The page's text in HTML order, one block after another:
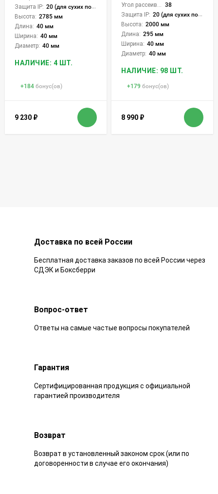
Защита IP: 20 (для сухих пом.)
Высота: 2785 мм
Длина: 40 мм
Ширина: 40 мм
Диаметр: 40 мм
НАЛИЧИЕ: 4 ШТ.
+184 бонус(ов)
9 230 ₽
Угол рассеивания света °: 38
Защита IP: 20 (для сухих пом.)
Высота: 2000 мм
Длина: 295 мм
Ширина: 40 мм
Диаметр: 40 мм
НАЛИЧИЕ: 98 ШТ.
+179 бонус(ов)
8 990 ₽
Доставка по всей России
Бесплатная доставка заказов по всей России через
СДЭК и Боксберри
Вопрос-ответ
Ответы на самые частые вопросы покупателей
Гарантия
Сертифицированная продукция с официальной
гарантией производителя
Возврат
Возврат в установленный законом срок (или по
договоренности в случае его окончания)